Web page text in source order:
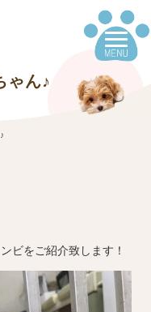
ゃん♪
ビをご紹介致します！